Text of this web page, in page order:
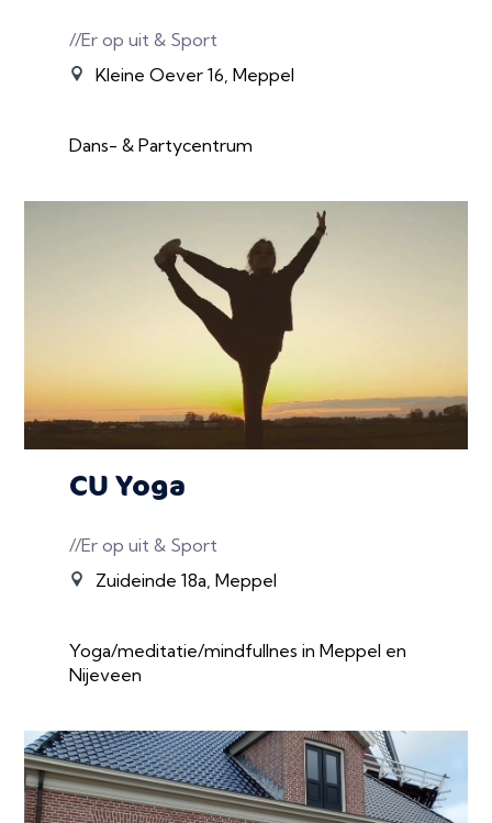
//Er op uit & Sport
Kleine Oever 16, Meppel
Dans- & Partycentrum
CU Yoga
//Er op uit & Sport
Zuideinde 18a, Meppel
Yoga/meditatie/mindfullnes in Meppel en
Nijeveen